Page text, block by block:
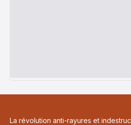
La révolution anti-rayures et